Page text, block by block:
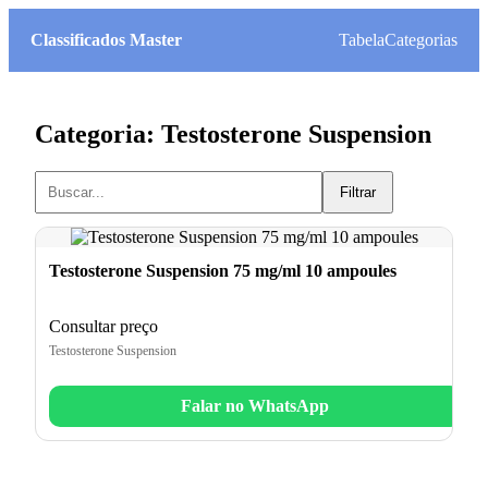
Classificados Master TabelaCategorias
Categoria: Testosterone Suspension
Filtrar
Testosterone Suspension 75 mg/ml 10 ampoules
Consultar preço
Testosterone Suspension
Falar no WhatsApp